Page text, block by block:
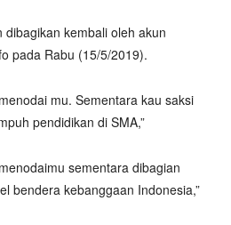
kembali oleh akun
pada Rabu (15/5/2019).
mu. Sementara kau saksi
pendidikan di SMA,”
sementara dibagian
bendera kebanggaan Indonesia,”